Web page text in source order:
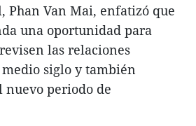
Phan Van Mai, enfatizó que
una oportunidad para
las relaciones
siglo y también
periodo de